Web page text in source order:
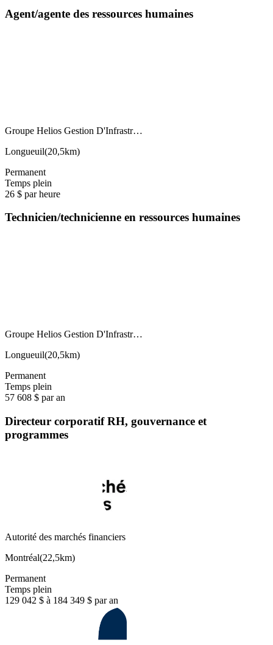
Agent/agente des ressources humaines
Groupe Helios Gestion D'Infrastr…
Longueuil(20,5km)
Permanent
Temps plein
26 $ par heure
Technicien/technicienne en ressources humaines
Groupe Helios Gestion D'Infrastr…
Longueuil(20,5km)
Permanent
Temps plein
57 608 $ par an
Directeur corporatif RH, gouvernance et
programmes
Autorité des marchés financiers
Montréal(22,5km)
Permanent
Temps plein
129 042 $ à 184 349 $ par an